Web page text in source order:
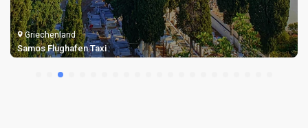
Griechenland
Samos Flughafen Taxi